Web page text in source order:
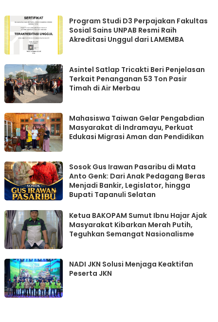
Program Studi D3 Perpajakan Fakultas
Sosial Sains UNPAB Resmi Raih
Akreditasi Unggul dari LAMEMBA
Asintel Satlap Tricakti Beri Penjelasan
Terkait Penanganan 53 Ton Pasir
Timah di Air Merbau
Mahasiswa Taiwan Gelar Pengabdian
Masyarakat di Indramayu, Perkuat
Edukasi Migrasi Aman dan Pendidikan
Sosok Gus Irawan Pasaribu di Mata
Anto Genk: Dari Anak Pedagang Beras
Menjadi Bankir, Legislator, hingga
Bupati Tapanuli Selatan
Ketua BAKOPAM Sumut Ibnu Hajar Ajak
Masyarakat Kibarkan Merah Putih,
Teguhkan Semangat Nasionalisme
NADI JKN Solusi Menjaga Keaktifan
Peserta JKN